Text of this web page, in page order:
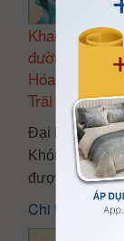
Khai trương
đường Lê Lợi,
Hóa, T.
Trãi 50m)
Đại lý
Khóm 2, TT.
được khai
Chi tiết...